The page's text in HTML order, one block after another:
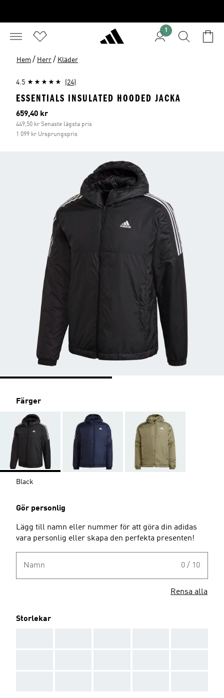
1
Hem / Herr / Kläder
4.5 (24)
ESSENTIALS INSULATED HOODED JACKA
Aktuellt pris
659,40 kr
449,50 kr Senaste lägsta pris
1 099 kr Ursprungspris
Färger
Black
Gör personlig
Lägg till namn eller nummer för att göra din adidas
vara personlig eller skapa den perfekta presenten!
Namn 0 / 10
Rensa alla
Storlekar